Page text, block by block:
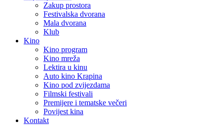
Zakup prostora
Festivalska dvorana
Mala dvorana
Klub
Kino
Kino program
Kino mreža
Lektira u kinu
Auto kino Krapina
Kino pod zvijezdama
Filmski festivali
Premijere i tematske večeri
Povijest kina
Kontakt